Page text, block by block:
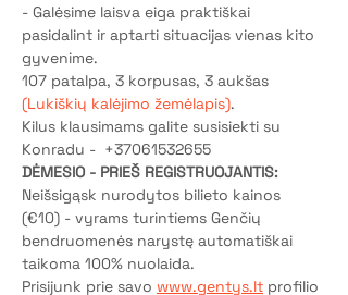
- Galėsime laisva eiga praktiškai
pasidalint ir aptarti situacijas vienas kito
gyvenime.
107 patalpa, 3 korpusas, 3 aukšas
(Lukiškių kalėjimo žemėlapis).
Kilus klausimams galite susisiekti su
Konradu -  +37061532655
DĖMESIO - PRIEŠ REGISTRUOJANTIS:
Neišsigąsk nurodytos bilieto kainos
(€10) - vyrams turintiems Genčių
bendruomenės narystę automatiškai
taikoma 100% nuolaida.
Prisijunk prie savo www.gentys.lt profilio